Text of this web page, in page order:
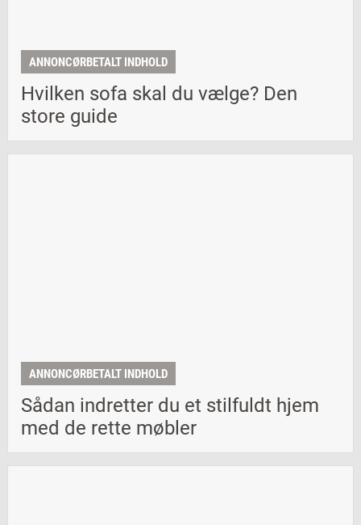
ANNONCØRBETALT INDHOLD
Hvilken sofa skal du vælge? Den
store guide
ANNONCØRBETALT INDHOLD
Sådan indretter du et stilfuldt hjem
med de rette møbler